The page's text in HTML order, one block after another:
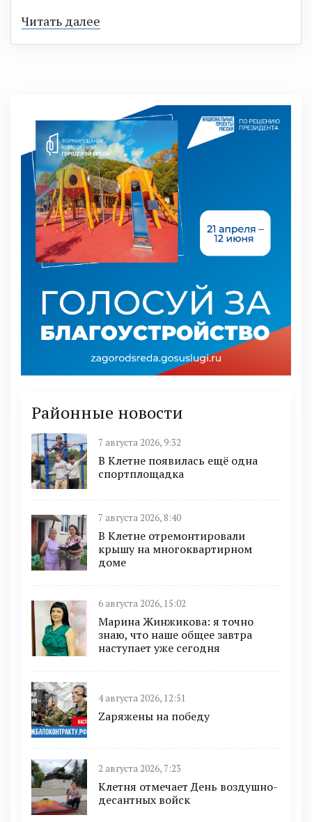
Читать далее
Районные новости
7 августа 2026, 9:32
В Клетне появилась ещё одна
спортплощадка
7 августа 2026, 8:40
В Клетне отремонтировали
крышу на многоквартирном
доме
6 августа 2026, 15:02
Марина Жинжикова: я точно
знаю, что наше общее завтра
наступает уже сегодня
4 августа 2026, 12:51
Zаряжены на победу
2 августа 2026, 7:23
Клетня отмечает День воздушно-
десантных войск